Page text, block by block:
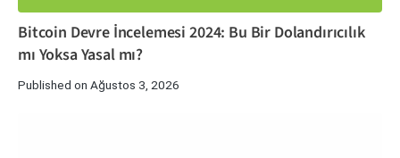
Bitcoin Devre İncelemesi 2024: Bu Bir Dolandırıcılık
mı Yoksa Yasal mı?
Published on Ağustos 3, 2026